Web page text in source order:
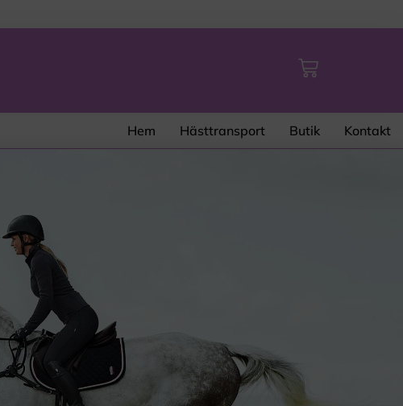
Hem Hästtransport Butik Kontakt